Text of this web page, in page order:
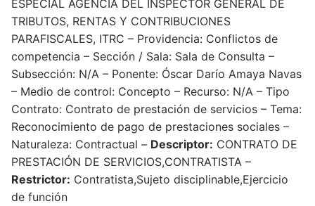
ESPECIAL AGENCIA DEL INSPECTOR GENERAL DE
TRIBUTOS, RENTAS Y CONTRIBUCIONES
PARAFISCALES, ITRC – Providencia: Conflictos de
competencia – Sección / Sala: Sala de Consulta –
Subsección: N/A – Ponente: Óscar Darío Amaya Navas
– Medio de control: Concepto – Recurso: N/A – Tipo
Contrato: Contrato de prestación de servicios – Tema:
Reconocimiento de pago de prestaciones sociales –
Naturaleza: Contractual – Descriptor: CONTRATO DE
PRESTACIÓN DE SERVICIOS,CONTRATISTA –
Restrictor: Contratista,Sujeto disciplinable,Ejercicio
de función